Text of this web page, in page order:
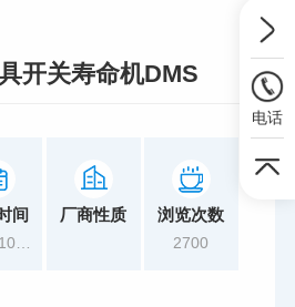
开关寿命机DMS
间 厂商性质 浏览次数
2700
电话